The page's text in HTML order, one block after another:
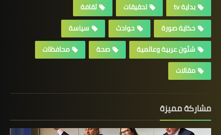
بداية tv
تحقيقات
ثقافة
حكاية صورة
حوادث
سياسة
شئون عربية وعالمية
صحة
محافظات
مقالات
مشاركة مميزة